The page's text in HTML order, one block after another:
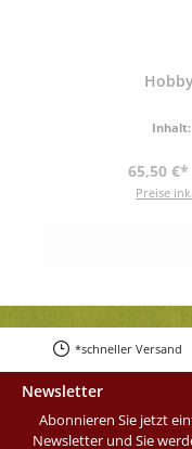
Inhalt:
65,50 €*
Preise
*schneller Versand
Newsletter
Abonnieren Sie jetzt
Newsletter und Sie